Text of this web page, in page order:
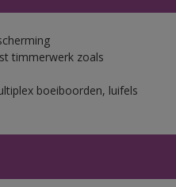
timmerwerk zoals
boeiboorden, luifels